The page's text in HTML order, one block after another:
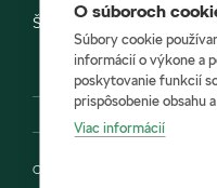
Škoda E-shop
Ochrana osobných údajov
O súboroch
Súbory cookie
informácií o výkone a
poskytovanie funkcií
prispôsobenie obsahu
Viac informácií